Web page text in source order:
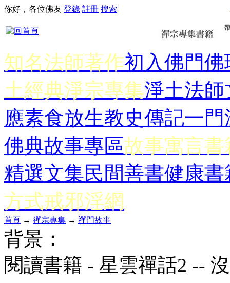
你好，各位佛友 登錄 註冊 搜索
知名法師著作初入佛門佛
土經典淨宗專集淨土法師
應素食放生教史傳記一門
佛典故事專區故事寓言書
精選文集民間善書健康書
方式戒邪淫網
首頁 → 禪宗專集 → 禪門故事
背景：
閱讀書籍 - 星雲禪話2 --